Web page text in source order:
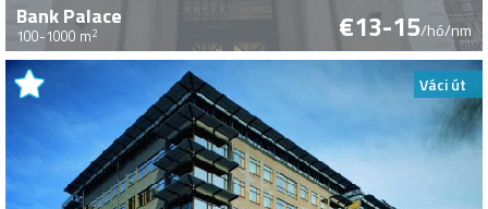
Bank Palace
100-1000 m2 €13-15/hó/nm
Váci út